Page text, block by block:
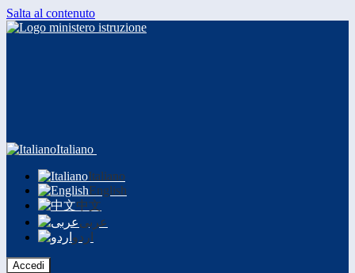
Salta al contenuto
Italiano
Italiano
English
中文
عربى
اردو
Accedi